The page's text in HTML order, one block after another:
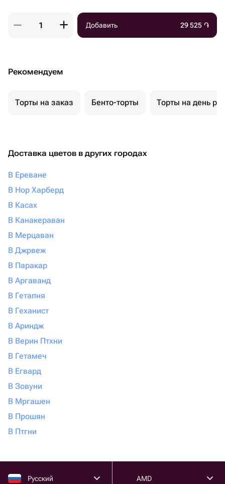
Добавить 29 525 ֏
Рекомендуем
Торты на заказ Бенто-торты Торты на день
Доставка цветов в других городах
В Ереване
В Нор Харберд
В Касах
В Канакераван
В Мерцаван
В Джрвеж
В Паракар
В Аргаванд
В Гетапня
В Геханист
В Ариндж
В Верин Птхни
В Гетамеч
В Егвард
В Зовуни
В Мргашен
В Прошян
В Птгни
Русский AMD